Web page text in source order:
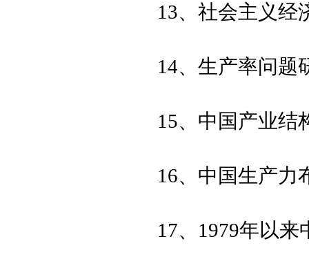
13、社会主义经
14、生产率问题
15、中国产业结
16、中国生产力
17、1979年以